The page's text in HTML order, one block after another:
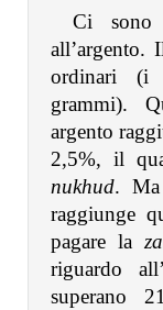
Ci sono
ordinari (i
grammi).
argento
2,5%, il
nukhud. Ma
raggiunge
pagare la
riguardo
superano